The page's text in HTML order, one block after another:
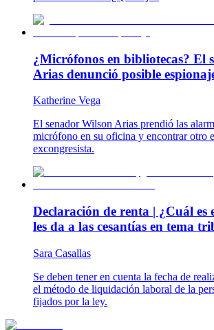
¿Micrófonos en bibliotecas? El
Arias denunció posible
Katherine Vega
El senador Wilson Arias prendió las
micrófono en su oficina y encontrar otro
excongresista.
Declaración de renta | ¿Cuál es
les da a las cesantías en tema
Sara Casallas
Se deben tener en cuenta la fecha de
el método de liquidación laboral de la
fijados por la ley.